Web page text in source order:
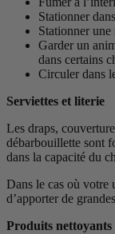
Stationner
Stationner une
Garder un
dans certains
Circuler dans
Serviettes et literie
Les draps,
débarbouillette sont
dans la capacité du
Dans le cas où votre
d’apporter de
Produits nettoyants